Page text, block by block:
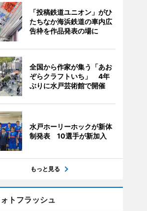
「投稿鉄道ユニオン」がひ
たちなか海浜鉄道の車内広
告枠を作品発表の場に
全国から作家が集う「あお
ぞらクラフトいち」 4年
ぶりに水戸芸術館で開催
水戸ホーリーホックが新体
制発表 10選手が新加入
もっと見る
トフラッシュ